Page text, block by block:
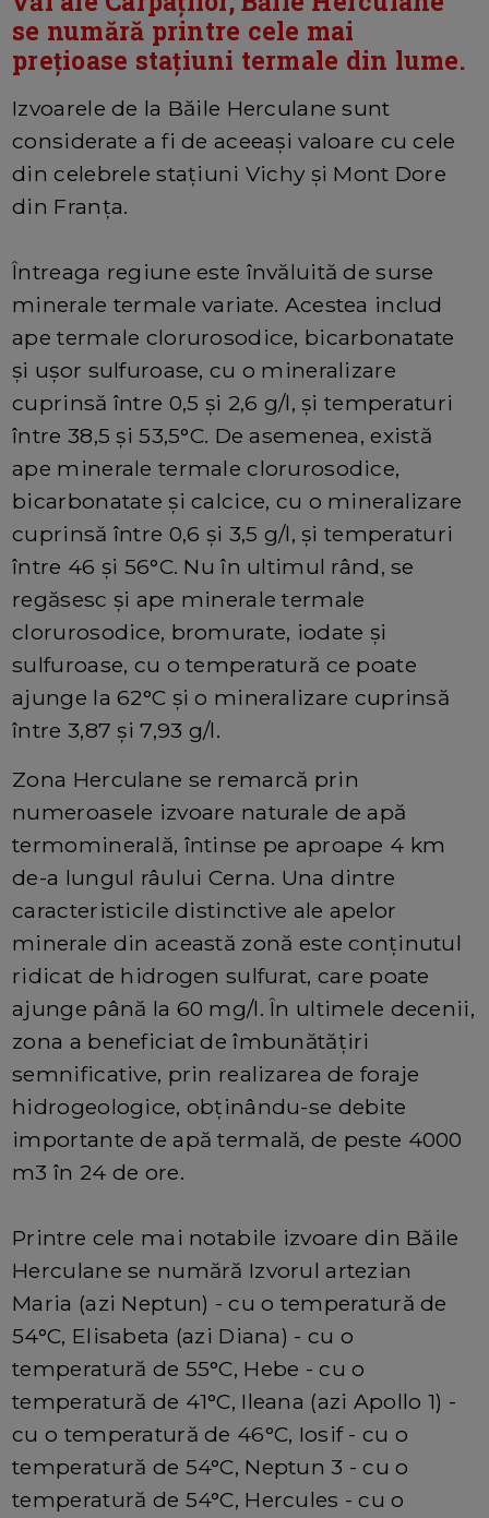
se numără printre cele mai
prețioase stațiuni termale din lume.
Izvoarele de la Băile Herculane sunt
considerate a fi de aceeași valoare cu cele
din celebrele stațiuni Vichy și Mont Dore
din Franța.
Întreaga regiune este învăluită de surse
minerale termale variate. Acestea includ
ape termale clorurosodice, bicarbonatate
și ușor sulfuroase, cu o mineralizare
cuprinsă între 0,5 și 2,6 g/l, și temperaturi
între 38,5 și 53,5°C. De asemenea, există
ape minerale termale clorurosodice,
bicarbonatate și calcice, cu o mineralizare
cuprinsă între 0,6 și 3,5 g/l, și temperaturi
între 46 și 56°C. Nu în ultimul rând, se
regăsesc și ape minerale termale
clorurosodice, bromurate, iodate și
sulfuroase, cu o temperatură ce poate
ajunge la 62°C și o mineralizare cuprinsă
între 3,87 și 7,93 g/l.
Zona Herculane se remarcă prin
numeroasele izvoare naturale de apă
termominerală, întinse pe aproape 4 km
de-a lungul râului Cerna. Una dintre
caracteristicile distinctive ale apelor
minerale din această zonă este conținutul
ridicat de hidrogen sulfurat, care poate
ajunge până la 60 mg/l. În ultimele decenii,
zona a beneficiat de îmbunătățiri
semnificative, prin realizarea de foraje
hidrogeologice, obținându-se debite
importante de apă termală, de peste 4000
m3 în 24 de ore.
Printre cele mai notabile izvoare din Băile
Herculane se numără Izvorul artezian
Maria (azi Neptun) - cu o temperatură de
54°C, Elisabeta (azi Diana) - cu o
temperatură de 55°C, Hebe - cu o
temperatură de 41°C, Ileana (azi Apollo 1) -
cu o temperatură de 46°C, Iosif - cu o
temperatură de 54°C, Neptun 3 - cu o
temperatură de 54°C, Hercules - cu o